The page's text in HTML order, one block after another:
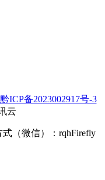
黔ICP备2023002917号-3
云
（微信）：rqhFirefly